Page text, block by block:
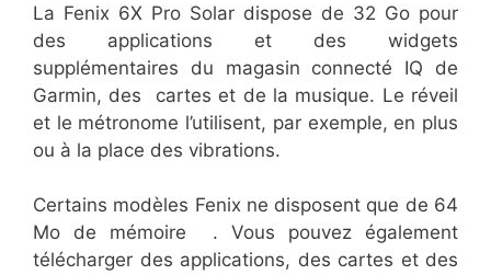
La Fenix 6X Pro Solar dispose de 32 Go pour
des applications et des widgets
supplémentaires du magasin connecté IQ de
Garmin, des cartes et de la musique. Le réveil
et le métronome l’utilisent, par exemple, en plus
ou à la place des vibrations.
Certains modèles Fenix ne disposent que de 64
Mo de mémoire . Vous pouvez également
télécharger des applications, des cartes et des